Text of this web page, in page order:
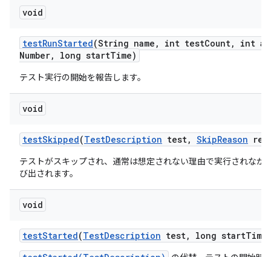
void
testRunStarted(String name , int testCount,
int
Number, long startTime)
テスト実行の開始を報告します。
void
testSkipped(TestDescription test, SkipReason
テストがスキップされ、通常は想定されない理由で実行されなか
び出されます。
void
testStarted(TestDescription test, long start